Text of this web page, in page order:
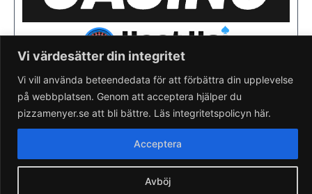
Vi värdesätter din integritet
Vi vill använda beteendedata för att förbättra din upplevelse
på webbplatsen. Genom att acceptera hjälper du
pizzamenyer.se att bli bättre. Läs integritetspolicyn här.
Avböj
Acceptera
Saknar du din pizzeria?Lägg till pizzeria.
Skapa gratis pizzeria-hemsida
Läs om pizzamenyer.se
Artiklar & nyheter
Rensa cookieval